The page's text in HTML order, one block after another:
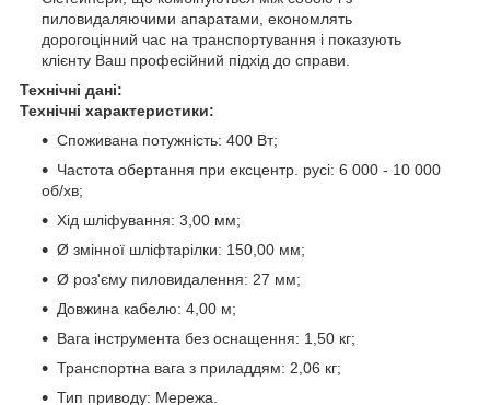
пиловидаляючими апаратами, економлять
дорогоцінний час на транспортування і показують
клієнту Ваш професійний підхід до справи.
Технічні дані:
Технічні характеристики:
Споживана потужність: 400 Вт;
Частота обертання при ексцентр. русі: 6 000 - 10 000
об/хв;
Хід шліфування: 3,00 мм;
Ø змінної шліфтарілки: 150,00 мм;
Ø роз'єму пиловидалення: 27 мм;
Довжина кабелю: 4,00 м;
Вага інструмента без оснащення: 1,50 кг;
Транспортна вага з приладдям: 2,06 кг;
Тип приводу: Мережа.